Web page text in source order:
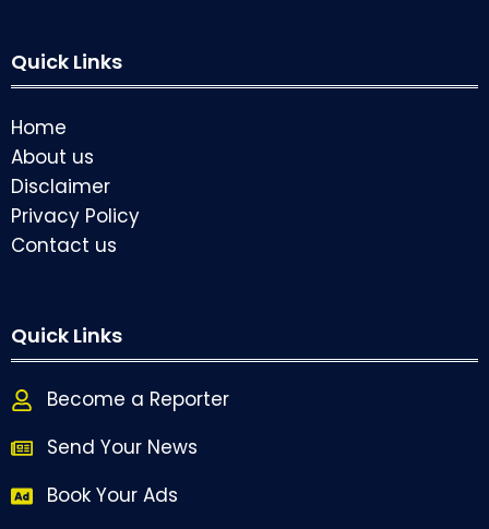
Quick Links
Home
About us
Disclaimer
Privacy Policy
Contact us
Quick Links
Become a Reporter
Send Your News
Book Your Ads